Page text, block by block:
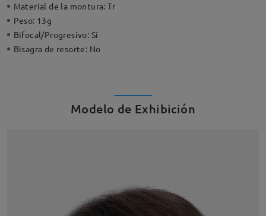
Material de la montura:Tr
Peso: 13g
Bifocal/Progresivo: Sí
Bisagra de resorte: No
Modelo de Exhibición